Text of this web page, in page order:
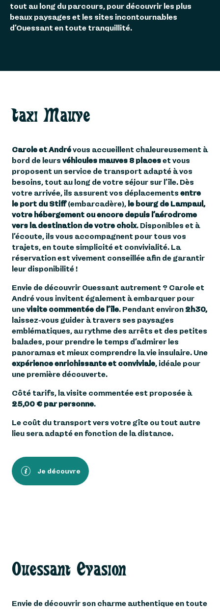
tout au long du parcours, pour découvrir les plus
beaux paysages et les sites incontournables
d’Ouessant en toute tranquillité.
Taxi Mauve
Carole et Andrévous accueillent chaleureusement à
bord de leurs véhicules mauves 8 placeset vous
proposent un service de transport adapté à vos
besoins, tout au long de votre séjour sur l’île. Dès
votre arrivée, ils assurent vos déplacements entre
le port du Stiff(embarcadère), le bourg de Lampaul,
votre hébergement ou encore depuis l’aérodrome
vers la destination de votre choix. Disponibles et à
l’écoute, ils vous accompagnent pour tous vos
trajets, en toute simplicité et convivialité. La
réservation est vivement conseillée afin de garantir
leur disponibilité !
Envie de découvrir Ouessant autrement ? Carole et
André vous invitent également à embarquer pour
unevisite commentée de l’île. Pendant environ 2h30,
laissez-vous guider à travers ses paysages
emblématiques, au rythme des arrêts et des petites
balades, pour prendre le temps d’admirer les
panoramas et mieux comprendre la vie insulaire. Une
expérience enrichissante et conviviale, idéale pour
une première découverte.
Côté tarifs, la visite commentée est proposée à
25,00 € par personne.
Le coût du transport vers votre gîte ou tout autre
lieu sera adapté en fonction de la distance.
Je découvre
Ouessant Evasion
Envie de découvrir son charme authentique en toute